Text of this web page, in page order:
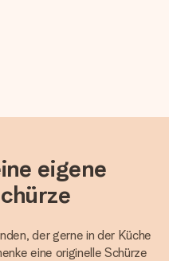
eigene
der gerne in der Küche
eine originelle Schürze